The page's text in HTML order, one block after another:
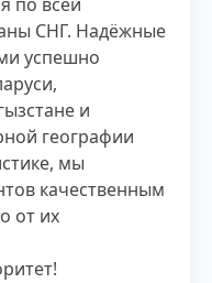
по всей
СНГ. Надёжные
успешно
и
географии
мы
качественным
от их